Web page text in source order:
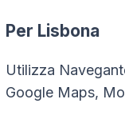
Per Lisbona
Utilizza
Google Maps,